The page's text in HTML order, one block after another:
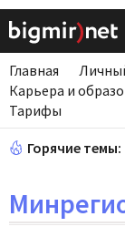
Главная
Карьера и
Тарифы
Горячие темы: